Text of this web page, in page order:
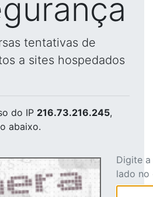
tentativas de
a sites hospedados
do IP 216.73.216.245,
abaixo.
Digite
lado no